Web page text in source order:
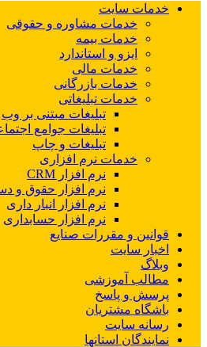
خدمات سایت
خدمات مشاوره و حقوقی
خدمات بیمه
ایزو و استاندارد
خدمات مالی
خدمات بازرگانی
خدمات تبلیغاتی
تبلیغات مبتنی بر وب
تبلیغات جوامع
تبلیغات و چاپ
خدمات نرم افزاری
نرم افزار CRM
نرم افزار حقوق و
نرم افزار انبار داری
نرم افزار حسابداری
قوانین و مقررات صنایع
اخبار سایت
وبلاگ
مطالب آموزشی
پرسش و پاسخ
باشگاه مشتریان
رسانه سایت
نمایندگان استانها